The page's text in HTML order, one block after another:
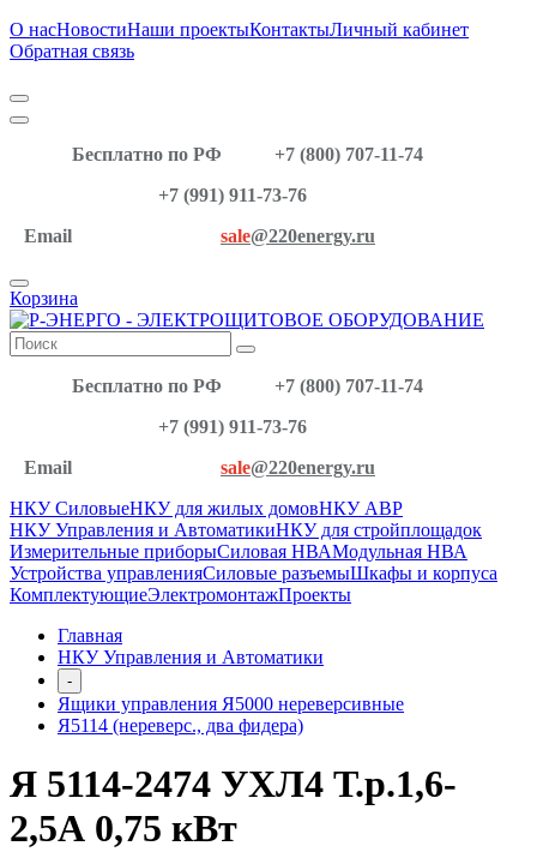
О насНовостиНаши проектыКонтактыЛичный кабинет
Обратная связь
Бесплатно по РФ
+7 (800) 707-11-74
+7 (991) 911-73-76
Email
sale@220energy.ru
Корзина
Бесплатно по РФ
+7 (800) 707-11-74
+7 (991) 911-73-76
Email
sale@220energy.ru
НКУ СиловыеНКУ для жилых домовНКУ АВР
НКУ Управления и АвтоматикиНКУ для стройплощадок
Измерительные приборыСиловая НВАМодульная НВА
Устройства управленияСиловые разъемыШкафы и корпуса
КомплектующиеЭлектромонтажПроекты
Главная
НКУ Управления и Автоматики
-
Ящики управления Я5000 нереверсивные
Я5114 (нереверс., два фидера)
Я 5114-2474 УХЛ4 Т.р.1,6-
2,5А 0,75 кВт